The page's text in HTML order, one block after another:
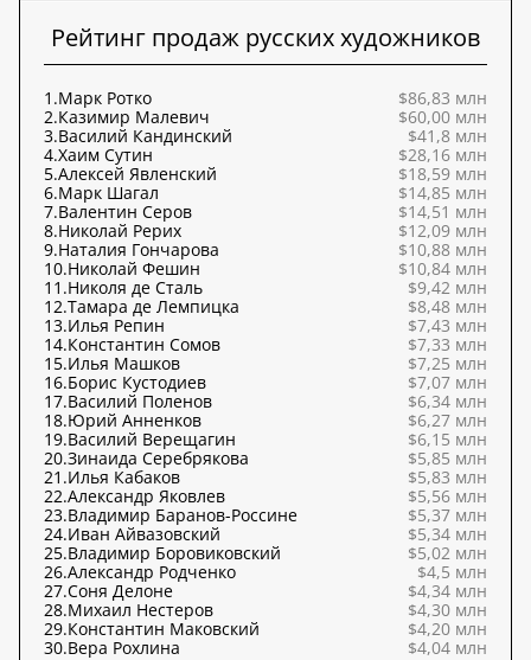
Рейтинг продаж русских художников
1.Марк Ротко
$86,83 млн
2.Казимир Малевич
$60,00 млн
3.Василий Кандинский
$41,8 млн
4.Хаим Сутин
$28,16 млн
5.Алексей Явленский
$18,59 млн
6.Марк Шагал
$14,85 млн
7.Валентин Серов
$14,51 млн
8.Николай Рерих
$12,09 млн
9.Наталия Гончарова
$10,88 млн
10.Николай Фешин
$10,84 млн
11.Николя де Сталь
$9,42 млн
12.Тамара де Лемпицка
$8,48 млн
13.Илья Репин
$7,43 млн
14.Константин Сомов
$7,33 млн
15.Илья Машков
$7,25 млн
16.Борис Кустодиев
$7,07 млн
17.Василий Поленов
$6,34 млн
18.Юрий Анненков
$6,27 млн
19.Василий Верещагин
$6,15 млн
20.Зинаида Серебрякова
$5,85 млн
21.Илья Кабаков
$5,83 млн
22.Александр Яковлев
$5,56 млн
23.Владимир Баранов-Россине
$5,37 млн
24.Иван Айвазовский
$5,34 млн
25.Владимир Боровиковский
$5,02 млн
26.Александр Родченко
$4,5 млн
27.Соня Делоне
$4,34 млн
28.Михаил Нестеров
$4,30 млн
29.Константин Маковский
$4,20 млн
30.Вера Рохлина $4,04 млн